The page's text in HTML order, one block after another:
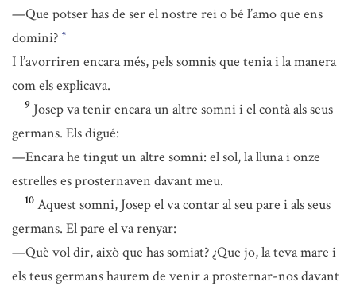
—Que potser has de ser el nostre rei o bé l’amo que ens
domini? *
I l’avorriren encara més, pels somnis que tenia i la manera
com els explicava.
9 Josep va tenir encara un altre somni i el contà als seus
germans. Els digué:
—Encara he tingut un altre somni: el sol, la lluna i onze
estrelles es prosternaven davant meu.
10 Aquest somni, Josep el va contar al seu pare i als seus
germans. El pare el va renyar:
—Què vol dir, això que has somiat? ¿Que jo, la teva mare i
els teus germans haurem de venir a prosternar-nos davant